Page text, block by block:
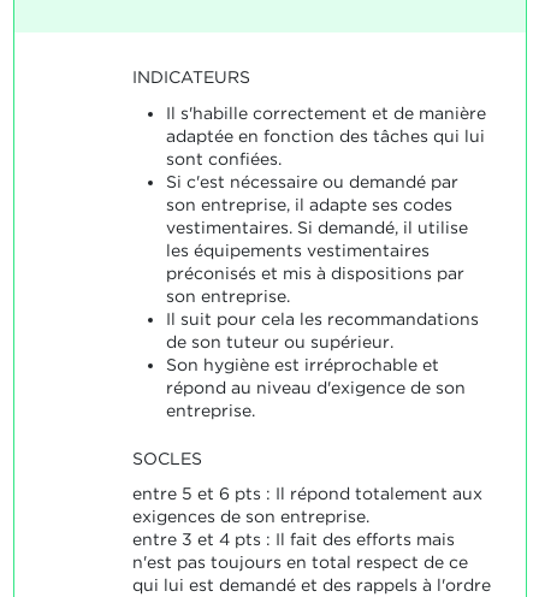
INDICATEURS
Il s'habille correctement et de manière
adaptée en fonction des tâches qui lui
sont confiées.
Si c'est nécessaire ou demandé par
son entreprise, il adapte ses codes
vestimentaires. Si demandé, il utilise
les équipements vestimentaires
préconisés et mis à dispositions par
son entreprise.
Il suit pour cela les recommandations
de son tuteur ou supérieur.
Son hygiène est irréprochable et
répond au niveau d'exigence de son
entreprise.
SOCLES
entre 5 et 6 pts : Il répond totalement aux
exigences de son entreprise.
entre 3 et 4 pts : Il fait des efforts mais
n'est pas toujours en total respect de ce
qui lui est demandé et des rappels à l'ordre